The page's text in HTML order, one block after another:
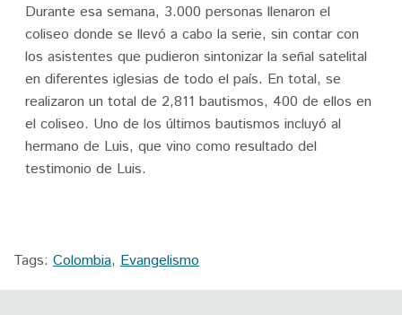
Durante esa semana, 3.000 personas llenaron el
coliseo donde se llevó a cabo la serie, sin contar con
los asistentes que pudieron sintonizar la señal satelital
en diferentes iglesias de todo el país. En total, se
realizaron un total de 2,811 bautismos, 400 de ellos en
el coliseo. Uno de los últimos bautismos incluyó al
hermano de Luis, que vino como resultado del
testimonio de Luis.
Tags: Colombia, Evangelismo